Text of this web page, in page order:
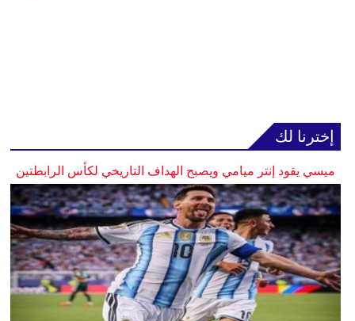
إخترنا لك
ميسي يقود إنتر ميامي ويصبح الهداف التاريخي لكأس الرابطتين